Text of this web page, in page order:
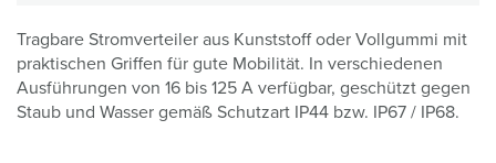
Tragbare Stromverteiler aus Kunststoff oder Vollgummi mit
praktischen Griffen für gute Mobilität. In verschiedenen
Ausführungen von 16 bis 125 A verfügbar, geschützt gegen
Staub und Wasser gemäß Schutzart IP44 bzw. IP67 / IP68.